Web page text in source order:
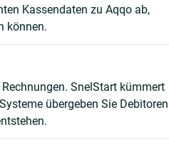
Kassendaten zu Aqqo ab,
können.
SnelStart kümmert
übergeben Sie Debitoren